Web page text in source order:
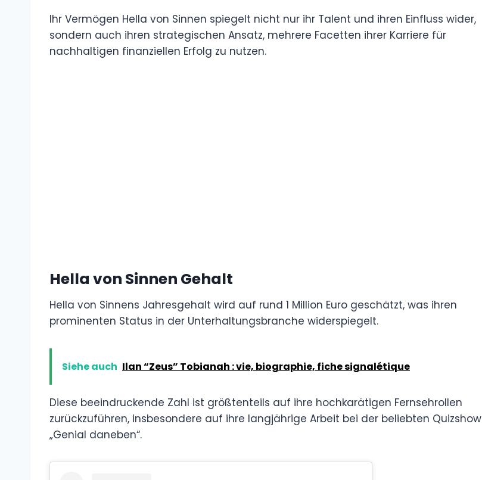
Ihr Vermögen Hella von Sinnen spiegelt nicht nur ihr Talent und ihren Einfluss wider,
sondern auch ihren strategischen Ansatz, mehrere Facetten ihrer Karriere für
nachhaltigen finanziellen Erfolg zu nutzen.
Hella von Sinnen Gehalt
Hella von Sinnens Jahresgehalt wird auf rund 1 Million Euro geschätzt, was ihren
prominenten Status in der Unterhaltungsbranche widerspiegelt.
Siehe auch Ilan “Zeus” Tobianah : vie, biographie, fiche signalétique
Diese beeindruckende Zahl ist größtenteils auf ihre hochkarätigen Fernsehrollen
zurückzuführen, insbesondere auf ihre langjährige Arbeit bei der beliebten Quizshow
„Genial daneben“.